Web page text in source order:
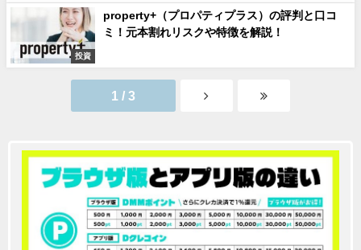
投資
property+（プロパティプラス）の評判と口コ
ミ！元本割れリスクや特徴を解説！
1 / 3